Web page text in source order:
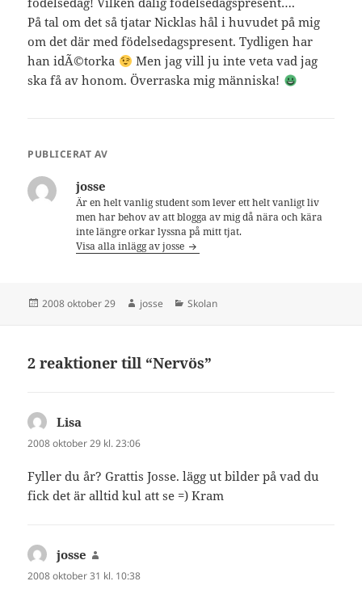
På tal om det så tjatar Nicklas hål i huvudet på mig
om det där med födelsedagspresent. Tydligen har
han idÃ©torka
Men jag vill ju inte veta vad jag
ska få av honom. Överraska mig människa!
PUBLICERAT AV
josse
Är en helt vanlig student som lever ett helt vanligt liv
men har behov av att blogga av mig då nära och kära
inte längre orkar lyssna på mitt tjat.
Visa alla inlägg av josse
Postat
2008 oktober 29 Författare
josse Kategorier
Skolan
2 reaktioner till “Nervös”
Lisa
2008 oktober 29 kl. 23:06
Fyller du år? Grattis Josse. lägg ut bilder på vad du
fick det är alltid kul att se =) Kram
josse
2008 oktober 31 kl. 10:38